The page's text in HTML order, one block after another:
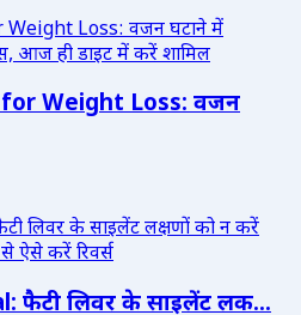
Weight Loss: वजन
फैटी लिवर के साइलेंट लक...